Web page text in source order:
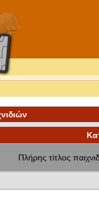
Πλήρης τίτλος